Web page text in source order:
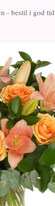
- bestil i god